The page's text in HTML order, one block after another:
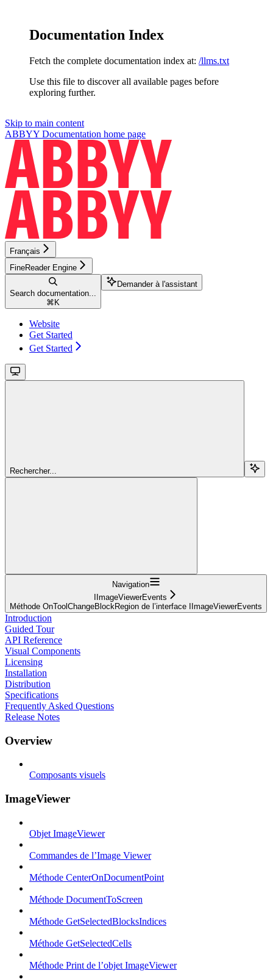
Documentation Index
Fetch the complete documentation index at: /llms.txt
Use this file to discover all available pages before
exploring further.
Skip to main content
ABBYY Documentation home page
Français
FineReader Engine
Search documentation...
⌘ K
Demander à l'assistant
Website
Get Started
Get Started
Rechercher...
Navigation
IImageViewerEvents
Méthode OnToolChangeBlockRegion de l’interface IImageViewerEvents
Introduction
Guided Tour
API Reference
Visual Components
Licensing
Installation
Distribution
Specifications
Frequently Asked Questions
Release Notes
Overview
Composants visuels
ImageViewer
Objet ImageViewer
Commandes de l’Image Viewer
Méthode CenterOnDocumentPoint
Méthode DocumentToScreen
Méthode GetSelectedBlocksIndices
Méthode GetSelectedCells
Méthode Print de l’objet ImageViewer